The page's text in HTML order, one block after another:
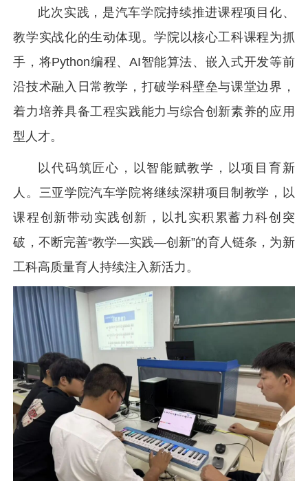
此次实践，是汽车学院持续推进课程项目化、
教学实战化的生动体现。学院以核心工科课程为抓
手，将Python编程、AI智能算法、嵌入式开发等前
沿技术融入日常教学，打破学科壁垒与课堂边界，
着力培养具备工程实践能力与综合创新素养的应用
型人才。
以代码筑匠心，以智能赋教学，以项目育新
人。三亚学院汽车学院将继续深耕项目制教学，以
课程创新带动实践创新，以扎实积累蓄力科创突
破，不断完善“教学—实践—创新”的育人链条，为新
工科高质量育人持续注入新活力。